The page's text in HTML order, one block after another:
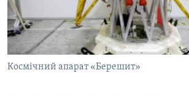
ВІДЕОУРОКИ «ELIFBE»
СВІДЧЕННЯ ОКУПАЦІЇ
УКРАЇНСЬКА ПРОБЛЕМА КРИМУ
ІНФОГРАФІКА
Русский
Qırımtatar
ДОЛУЧАЙСЯ!
Космічний апарат «Берешит»